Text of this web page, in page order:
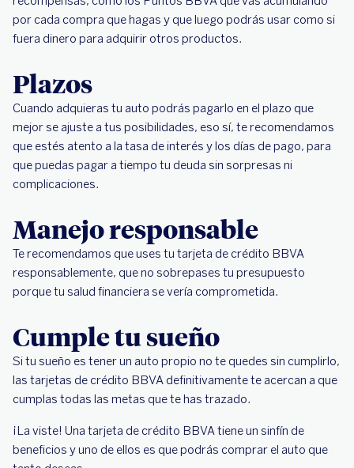
por cada compra que hagas y que luego podrás usar como si
fuera dinero para adquirir otros productos.
Plazos
Cuando adquieras tu auto podrás pagarlo en el plazo que
mejor se ajuste a tus posibilidades, eso sí, te recomendamos
que estés atento a la tasa de interés y los días de pago, para
que puedas pagar a tiempo tu deuda sin sorpresas ni
complicaciones.
Manejo responsable
Te recomendamos que uses tu tarjeta de crédito BBVA
responsablemente, que no sobrepases tu presupuesto
porque tu salud financiera se vería comprometida.
Cumple tu sueño
Si tu sueño es tener un auto propio no te quedes sin cumplirlo,
las tarjetas de crédito BBVA definitivamente te acercan a que
cumplas todas las metas que te has trazado.
¡La viste! Una tarjeta de crédito BBVA tiene un sinfín de
beneficios y uno de ellos es que podrás comprar el auto que